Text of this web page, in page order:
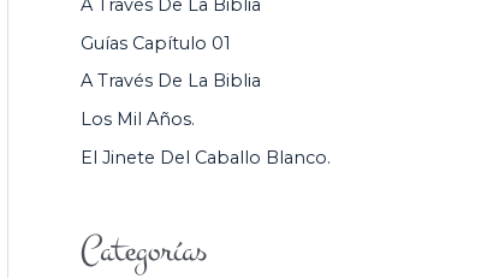
R
:
A Través De La Biblia
Guías Capítulo 01
A Través De La Biblia
Los Mil Años.
El Jinete Del Caballo Blanco.
Categorías